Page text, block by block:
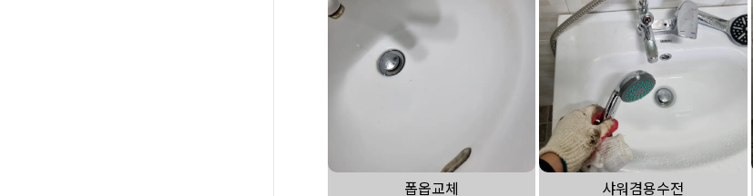
폽옵교체 샤워겸용수전